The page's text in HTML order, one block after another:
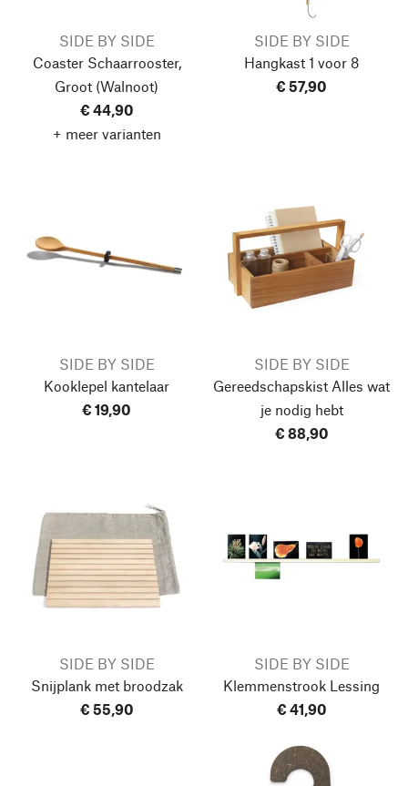
SIDE BY SIDE
Coaster Schaarrooster,
Groot (Walnoot)
€ 44,90
+ meer varianten
SIDE BY SIDE
Hangkast 1 voor 8
€ 57,90
SIDE BY SIDE
Kooklepel kantelaar
€ 19,90
SIDE BY SIDE
Gereedschapskist Alles wat
je nodig hebt
€ 88,90
SIDE BY SIDE
Snijplank met broodzak
€ 55,90
SIDE BY SIDE
Klemmenstrook Lessing
€ 41,90